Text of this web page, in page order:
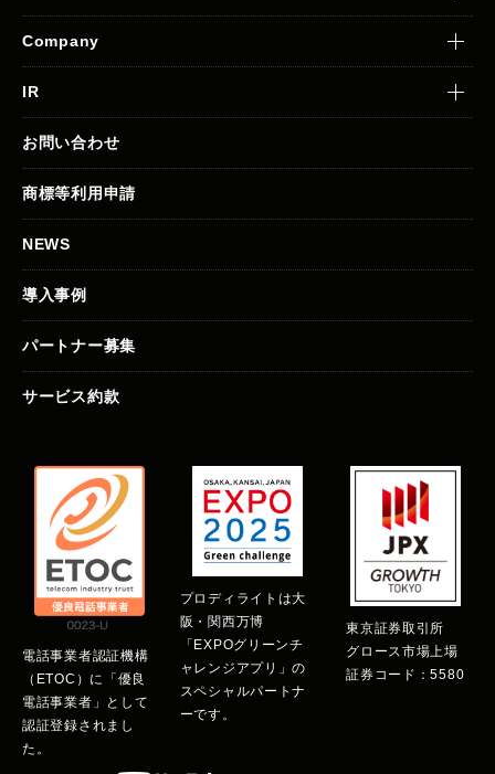
Company
IR
お問い合わせ
商標等利用申請
NEWS
導入事例
パートナー募集
サービス約款
電話事業者認証機構
（ETOC）に「優良
電話事業者」として
認証登録されまし
た。
プロディライトは大
阪・関西万博
「EXPOグリーンチ
ャレンジアプリ」の
スペシャルパートナ
ーです。
東京証券取引所
グロース市場上場
証券コード：5580